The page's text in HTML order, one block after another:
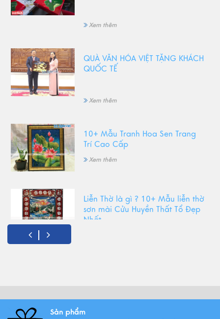
Xem thêm
QUÀ VĂN HÓA VIỆT TẶNG KHÁCH
QUỐC TẾ
Xem thêm
10+ Mẫu Tranh Hoa Sen Trang
Trí Cao Cấp
Xem thêm
Liễn Thờ là gì ? 10+ Mẫu liễn thờ
sơn mài Cửu Huyền Thất Tổ Đẹp
Nhất
Sản phẩm